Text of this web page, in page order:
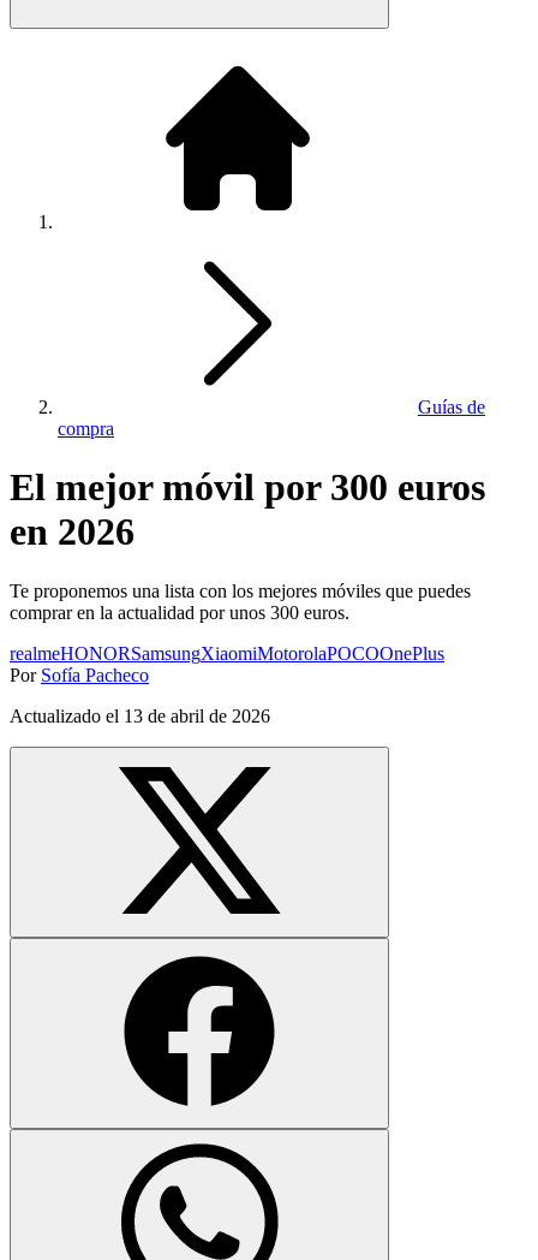
Guías de
compra
El mejor móvil por 300 euros
en 2026
Te proponemos una lista con los mejores móviles que puedes
comprar en la actualidad por unos 300 euros.
realmeHONORSamsungXiaomiMotorolaPOCOOnePlus
Por Sofía Pacheco
Actualizado el 13 de abril de 2026